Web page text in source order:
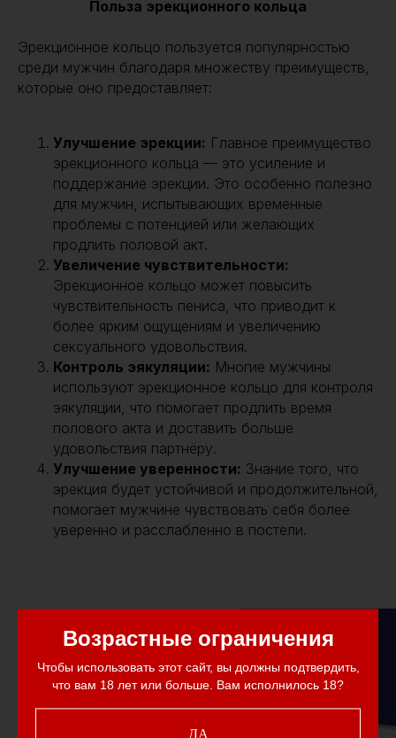
Возрастные ограничения
Чтобы использовать этот сайт, вы должны подтвердить,
что вам 18 лет или больше. Вам исполнилось 18?
ДА
Польза эрекционного кольца
Эрекционное кольцо пользуется популярностью
среди мужчин благодаря множеству преимуществ,
которые оно предоставляет:
Улучшение эрекции: Главное преимущество
эрекционного кольца — это усиление и
поддержание эрекции. Это особенно полезно
для мужчин, испытывающих временные
проблемы с потенцией или желающих
продлить половой акт.
Увеличение чувствительности:
Эрекционное кольцо может повысить
чувствительность пениса, что приводит к
более ярким ощущениям и увеличению
сексуального удовольствия.
Контроль эякуляции: Многие мужчины
используют эрекционное кольцо для контроля
эякуляции, что помогает продлить время
полового акта и доставить больше
удовольствия партнёру.
Улучшение уверенности: Знание того, что
эрекция будет устойчивой и продолжительной,
помогает мужчине чувствовать себя более
уверенно и расслабленно в постели.